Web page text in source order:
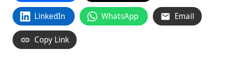
LinkedIn WhatsApp Email
Copy Link